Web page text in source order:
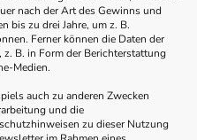
nach der Art des Gewinns und
bis zu drei Jahre, um z. B.
Ferner können die Daten der
B. in Form der Berichterstattung
Medien.
auch zu anderen Zwecken
und die
zu dieser Nutzung